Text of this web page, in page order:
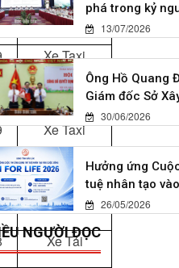
Xe Tải
Xe Taxi
Xe Taxi
Xe Taxi
Xe Tải
Xe Tải
Xe Tải
phá trong kỷ
13/07/2026
Ông Hồ Quang
Giám đốc Sở
30/06/2026
Hưởng ứng
tuệ nhân tạo
26/05/2026
NGƯỜI ĐỌC